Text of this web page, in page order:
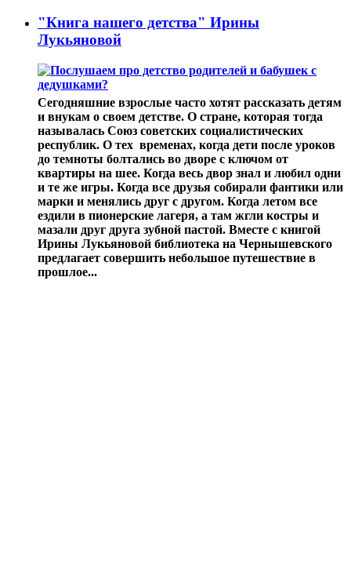
"Книга нашего детства" Ирины
Лукьяновой
Сегодняшние взрослые часто хотят рассказать детям
и внукам о своем детстве. О стране, которая тогда
называлась Союз советских социалистических
республик. О тех временах, когда дети после уроков
до темноты болтались во дворе с ключом от
квартиры на шее. Когда весь двор знал и любил одни
и те же игры. Когда все друзья собирали фантики или
марки и менялись друг с другом. Когда летом все
ездили в пионерские лагеря, а там жгли костры и
мазали друг друга зубной пастой. Вместе с книгой
Ирины Лукьяновой библиотека на Чернышевского
предлагает совершить небольшое путешествие в
прошлое...